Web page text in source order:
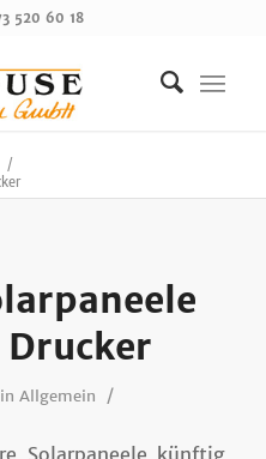
520 60 18
/
in Allgemein /
Solarpaneele künftig